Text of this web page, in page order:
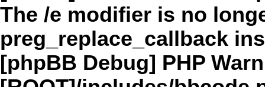
The /e modifier is no
preg_replace_callback
[phpBB Debug] PHP